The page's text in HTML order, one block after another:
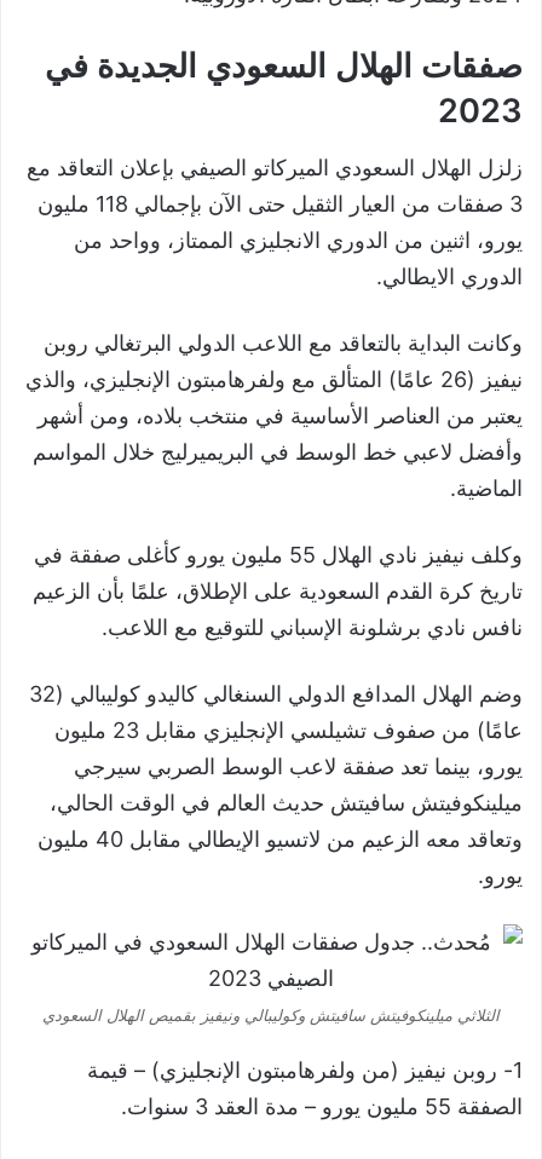
صفقات الهلال السعودي الجديدة في
2023
زلزل الهلال السعودي الميركاتو الصيفي بإعلان التعاقد مع
3 صفقات من العيار الثقيل حتى الآن بإجمالي 118 مليون
يورو، اثنين من الدوري الانجليزي الممتاز، وواحد من
الدوري الايطالي.
وكانت البداية بالتعاقد مع اللاعب الدولي البرتغالي روبن
نيفيز (26 عامًا) المتألق مع ولفرهامبتون الإنجليزي، والذي
يعتبر من العناصر الأساسية في منتخب بلاده، ومن أشهر
وأفضل لاعبي خط الوسط في البريميرليج خلال المواسم
الماضية.
وكلف نيفيز نادي الهلال 55 مليون يورو كأغلى صفقة في
تاريخ كرة القدم السعودية على الإطلاق، علمًا بأن الزعيم
نافس نادي برشلونة الإسباني للتوقيع مع اللاعب.
وضم الهلال المدافع الدولي السنغالي كاليدو كوليبالي (32
عامًا) من صفوف تشيلسي الإنجليزي مقابل 23 مليون
يورو، بينما تعد صفقة لاعب الوسط الصربي سيرجي
ميلينكوفيتش سافيتش حديث العالم في الوقت الحالي،
وتعاقد معه الزعيم من لاتسيو الإيطالي مقابل 40 مليون
يورو.
الثلاثي ميلينكوفيتش سافيتش وكوليبالي ونيفيز بقميص الهلال السعودي
1- روبن نيفيز (من ولفرهامبتون الإنجليزي) – قيمة
الصفقة 55 مليون يورو – مدة العقد 3 سنوات.